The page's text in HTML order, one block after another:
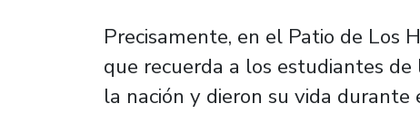
Precisamente, en el Patio de Los
que recuerda a los estudiantes
la nación y dieron su vida